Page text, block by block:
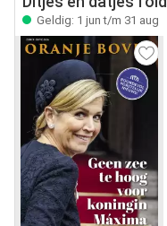
Geldig: 1 jun t/m 31 aug